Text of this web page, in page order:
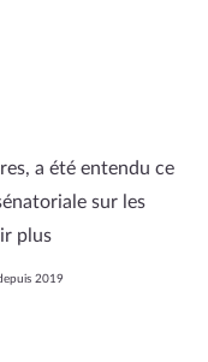
a été entendu ce
sur les
plus
2019